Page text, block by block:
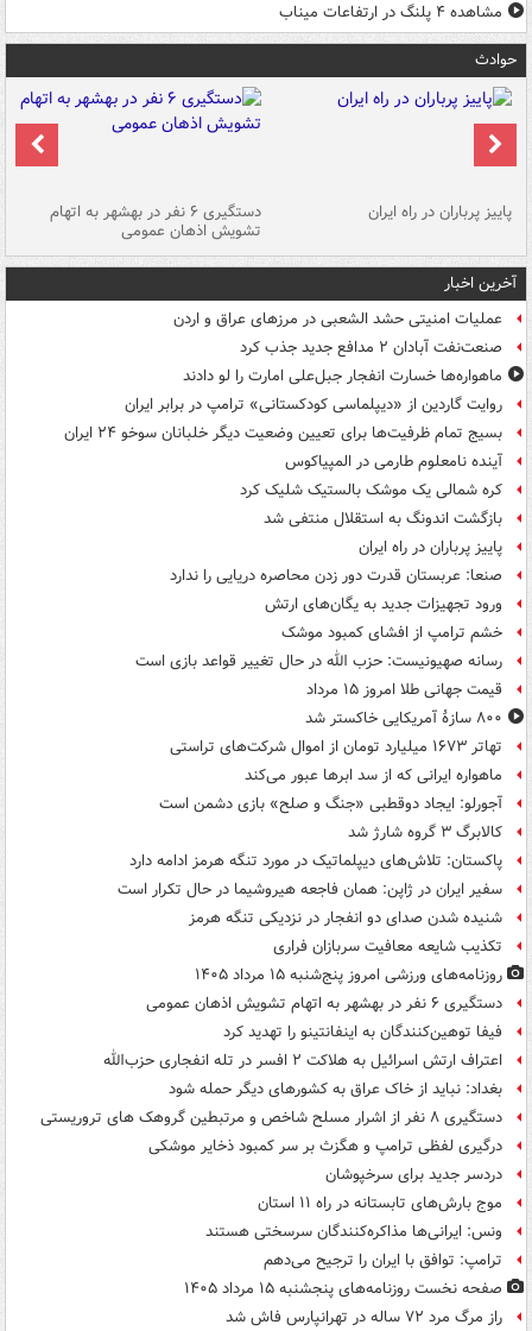
مشاهده ۴ پلنگ در ارتفاعات میناب
حوادث
پاییز پرباران در راه ایران دستگیری ۶ نفر در بهشهر به اتهام
تشویش اذهان عمومی
آخرین اخبار
عملیات امنیتی حشد الشعبی در مرزهای عراق و اردن
صنعت‌نفت آبادان ۲ مدافع جدید جذب کرد
ماهواره‌ها خسارت انفجار جبل‌علی امارت را لو دادند
روایت گاردین از «دیپلماسی کودکستانی» ترامپ در برابر ایران
بسیج تمام ظرفیت‌ها برای تعیین وضعیت دیگر خلبانان سوخو ۲۴ ایران
آینده نامعلوم طارمی در المپیاکوس
کره شمالی یک موشک بالستیک شلیک کرد
بازگشت اندونگ به استقلال منتفی شد
پاییز پرباران در راه ایران
صنعا: عربستان قدرت دور زدن محاصره دریایی را ندارد
ورود تجهیزات جدید به یگان‌های ارتش
خشم ترامپ از افشای کمبود موشک
رسانه صهیونیست: حزب الله در حال تغییر قواعد بازی است
قیمت جهانی طلا امروز ۱۵ مرداد
۸۰۰ سازۀ آمریکایی خاکستر شد
تهاتر ۱۶۷۳ میلیارد تومان از اموال شرکت‌های تراستی
ماهواره ایرانی که از سد ابرها عبور می‌کند
آجورلو: ایجاد دوقطبی «جنگ و صلح‌» بازی دشمن است
کالابرگ ۳ گروه شارژ شد
پاکستان: تلاش‌های دیپلماتیک در مورد تنگه هرمز ادامه دارد
سفیر ایران در ژاپن: همان فاجعه هیروشیما در حال تکرار است
شنیده شدن صدای دو انفجار در نزدیکی تنگه هرمز
تکذیب شایعه معافیت سربازان فراری
روزنامه‌های ورزشی امروز پنج‌شنبه ۱۵ مرداد ۱۴۰۵
دستگیری ۶ نفر در بهشهر به اتهام تشویش اذهان عمومی
فیفا توهین‌کنندگان به اینفانتینو را تهدید کرد
اعتراف ارتش اسرائیل به هلاکت ۲ افسر در تله انفجاری حزب‌الله
بغداد: نباید از خاک عراق به کشورهای دیگر حمله شود
دستگیری ۸ نفر از اشرار مسلح شاخص و مرتبطین گروهک های تروریستی
درگیری لفظی ترامپ و هگزث بر سر کمبود ذخایر موشکی
دردسر جدید برای سرخپوشان
موج بارش‌های تابستانه در راه ۱۱ استان
ونس: ایرانی‌ها مذاکره‌کنندگان سرسختی هستند
ترامپ: توافق با ایران را ترجیح می‌دهم
صفحه نخست روزنامه‌های پنجشنبه ۱۵ مرداد ۱۴۰۵
راز مرگ مرد ۷۲ ساله در تهرانپارس فاش شد